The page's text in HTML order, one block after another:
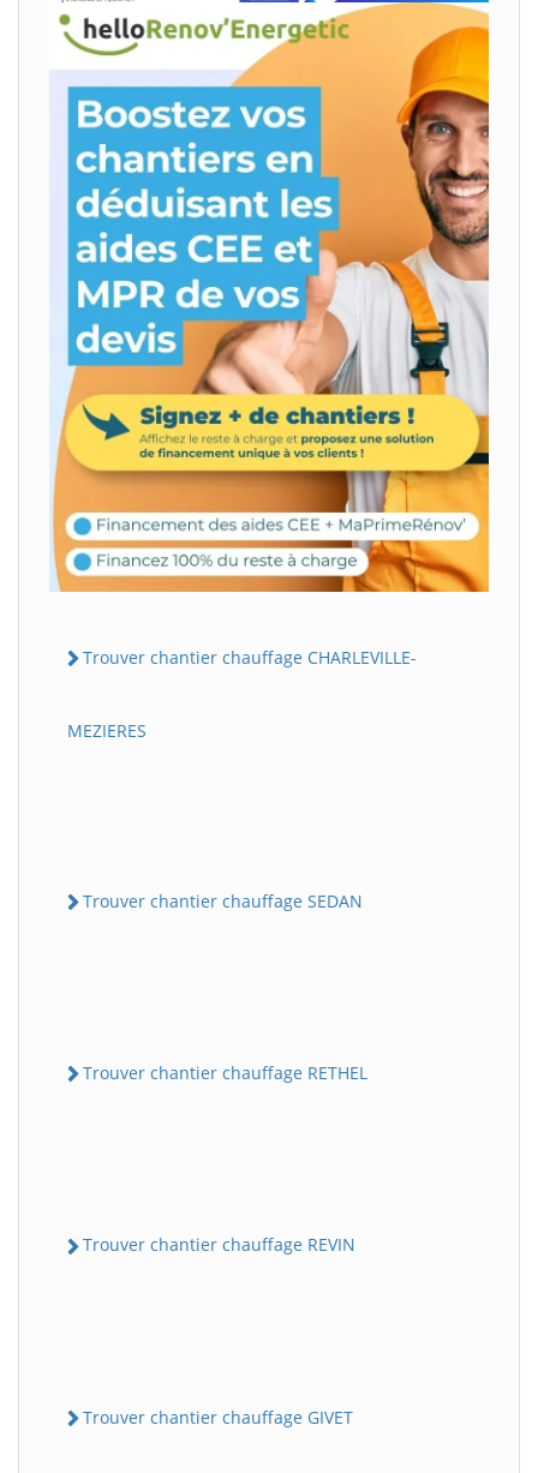
Trouver chantier chauffage CHARLEVILLE-
MEZIERES
Trouver chantier chauffage SEDAN
Trouver chantier chauffage RETHEL
Trouver chantier chauffage REVIN
Trouver chantier chauffage GIVET